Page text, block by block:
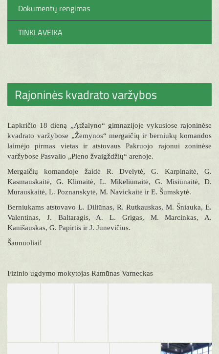
Dokumentų rengimas
TINKLAVEIKA
Rajoninės kvadrato varžybos
Lapkričio 18 dieną „Ątžalyno“ gimnazijoje vykusiose rajoninėse
kvadrato varžybose „Žemynos“ mergaičių ir berniukų komandos
laimėjo pirmas vietas ir atstovaus Pakruojo rajonui zoninėse
varžybose Pasvalio „Pieno žvaigždžių“ arenoje.
Mergaičių komandoje žaidė R. Dvelytė, G. Karpinaitė, G.
Kasmauskaitė, G. Klimaitė, L. Mikeliūnaitė, G. Misiūnaitė, D.
Murauskaitė, L. Poznanskytė, M. Navickaitė ir E. Šumskytė.
Berniukams atstovavo L. Diliūnas, R. Rutkauskas, M. Šniauka, E.
Valentinas, J. Baltaragis, A. L. Grigas, M. Marcinkas, A.
Kanišauskas, G. Papirtis ir J. Junevičius.
Šaunuoliai!
Fizinio ugdymo mokytojas Ramūnas Varneckas